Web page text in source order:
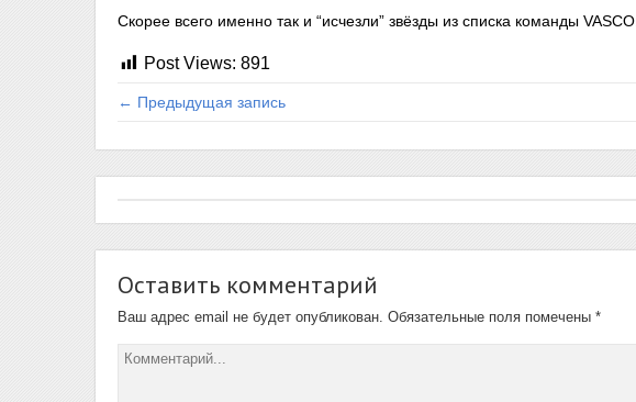
Скорее всего именно так и “исчезли” звёзды из списка команды VASCO.
Post Views: 891
← Предыдущая запись
Оставить комментарий
Ваш адрес email не будет опубликован. Обязательные поля помечены *